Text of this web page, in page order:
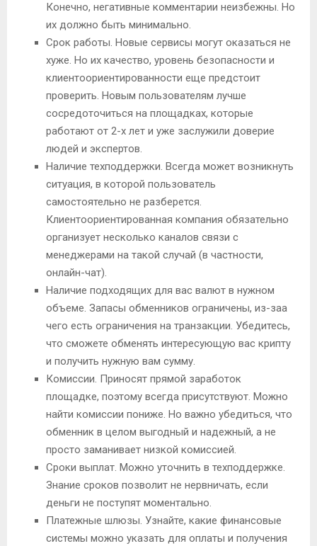
Конечно, негативные комментарии неизбежны. Но
их должно быть минимально.
Срок работы. Новые сервисы могут оказаться не
хуже. Но их качество, уровень безопасности и
клиентоориентированности еще предстоит
проверить. Новым пользователям лучше
сосредоточиться на площадках, которые
работают от 2-х лет и уже заслужили доверие
людей и экспертов.
Наличие техподдержки. Всегда может возникнуть
ситуация, в которой пользователь
самостоятельно не разберется.
Клиентоориентированная компания обязательно
организует несколько каналов связи с
менеджерами на такой случай (в частности,
онлайн-чат).
Наличие подходящих для вас валют в нужном
объеме. Запасы обменников ограничены, из-заа
чего есть ограничения на транзакции. Убедитесь,
что сможете обменять интересующую вас крипту
и получить нужную вам сумму.
Комиссии. Приносят прямой заработок
площадке, поэтому всегда присутствуют. Можно
найти комиссии пониже. Но важно убедиться, что
обменник в целом выгодный и надежный, а не
просто заманивает низкой комиссией.
Сроки выплат. Можно уточнить в техподдержке.
Знание сроков позволит не нервничать, если
деньги не поступят моментально.
Платежные шлюзы. Узнайте, какие финансовые
системы можно указать для оплаты и получения